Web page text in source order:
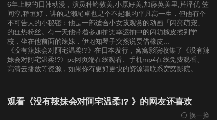
6年上映的日韩动漫，演员种崎敦美,小原好美,加藤英美里,芹泽优,笠
间淳,稻垣好，讲的是濑尾卓也是个不起眼的平凡高一生，但他有个
不可告人的小秘密：他是一部适合小女孩观赏的动画「闪亮萌宠」
的狂热粉丝。有一天他带着参加抽奖幸运抽中的闪萌橡皮擦到学
校，坐在他前面的辣妹．伊地知琴子突然说要借橡皮...
《没有辣妹会对阿宅温柔!?》在日本发行，窝窝影院收集了《没有辣
妹会对阿宅温柔!?》pc网页端在线观看、手机mp4在线免费观看、
高清云播放等资源，如果你有更好更快的资源请联系窝窝影院。
观看《没有辣妹会对阿宅温柔!? 》的网友还喜欢
换一换